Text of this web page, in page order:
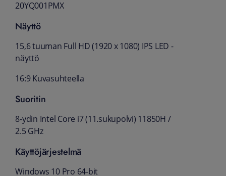
20YQ001PMX
Näyttö
15,6 tuuman Full HD (1920 x 1080) IPS LED -
näyttö
16:9 Kuvasuhteella
Suoritin
8-ydin Intel Core i7 (11.sukupolvi) 11850H /
2.5 GHz
Käyttöjärjestelmä
Windows 10 Pro 64-bit